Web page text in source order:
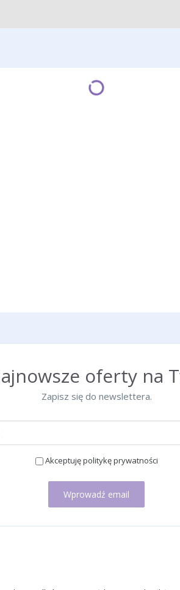
oferty na
Zapisz się do newslettera.
Akceptuję politykę prywatności
Wprowadź email